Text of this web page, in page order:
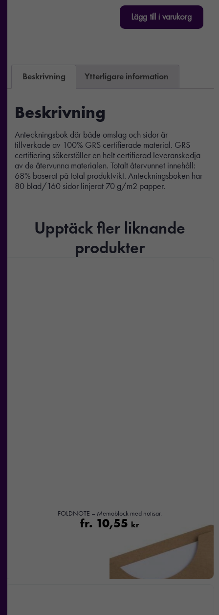
Lägg till i varukorg
Beskrivning Ytterligare information
Beskrivning
Anteckningsbok där både omslag och sidor är
tillverkade av 100% GRS certifierade material. GRS
certifiering säkerställer en helt certifierad leveranskedja
av de återvunna materialen. Totalt återvunnet innehåll:
68% baserat på total produktvikt. Anteckningsboken har
80 blad/160 sidor linjerat 70 g/m2 papper.
Upptäck fler liknande
produkter
FOLDNOTE – Memoblock med notisar.
fr. 10,55 kr